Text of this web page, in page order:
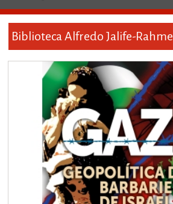
Biblioteca Alfredo Jalife-Rahme